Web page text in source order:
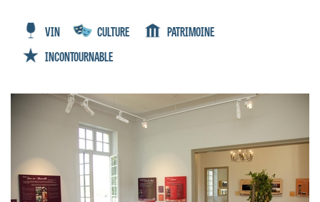
VIN CULTURE
PATRIMOINE
INCONTOURNABLE